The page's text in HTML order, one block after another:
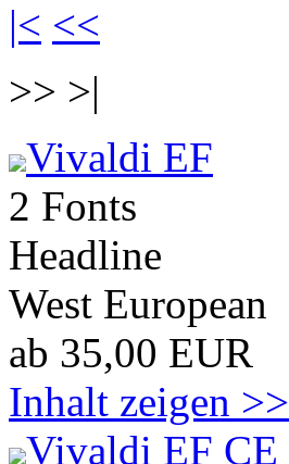
|< <<
>> >|
Vivaldi EF
2 Fonts
Headline
West European
ab 35,00 EUR
Inhalt zeigen >>
Vivaldi EF CE